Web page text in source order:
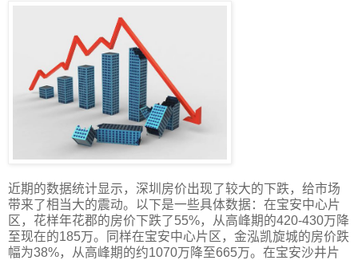
近期的数据统计显示，深圳房价出现了较大的下跌，给市场
带来了相当大的震动。以下是一些具体数据：在宝安中心片
区，花样年花郡的房价下跌了55%，从高峰期的420-430万降
至现在的185万。同样在宝安中心片区，金泓凯旋城的房价跌
幅为38%，从高峰期的约1070万降至665万。在宝安沙井片